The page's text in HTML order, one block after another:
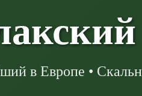
в Европе •